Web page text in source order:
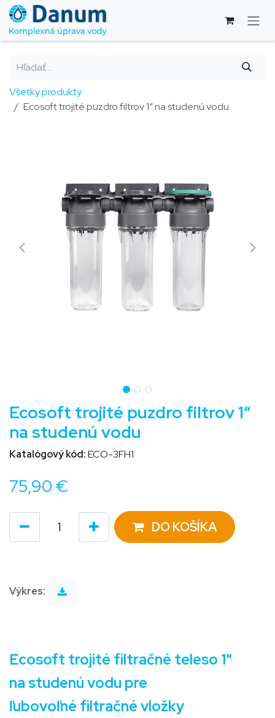
Skip to Content
Všetky produkty
Ecosoft trojité puzdro filtrov 1“ na studenú vodu
Ecosoft trojité puzdro filtrov 1“
na studenú vodu
Katalógový kód:ECO-3FH1
75,90 €
DO KOŠÍKA
Výkres:
Ecosoft trojité filtračné teleso 1"
na studenú vodu pre
ľubovoľné filtračné vložky